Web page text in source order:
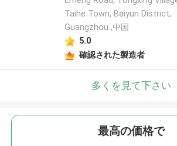
Taihe Town, Baiyun District,
Guangzhou ,中国
5.0
確認された製造者
多くを見て下さい
最高の価格で